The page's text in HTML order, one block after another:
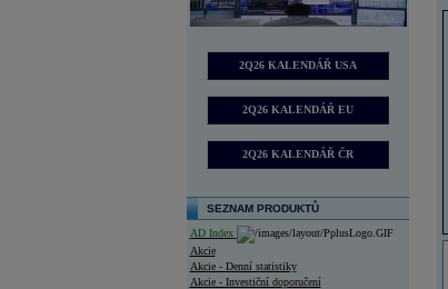
2Q26 KALENDÁŘ USA
2Q26 KALENDÁŘ EU
2Q26 KALENDÁŘ ČR
SEZNAM PRODUKTŮ
AD Index
Akcie
Akcie - Denní statistiky
Akcie - Investiční doporučení